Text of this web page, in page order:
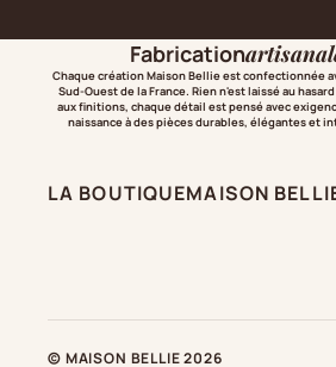
Fabrication
Chaque création Maison Bellie est confectionnée
Sud-Ouest de la France. Rien n'est laissé au
aux finitions, chaque détail est pensé avec
naissance à des pièces durables, élégantes et
LA BOUTIQUEMAISON
© MAISON BELLIE 2026